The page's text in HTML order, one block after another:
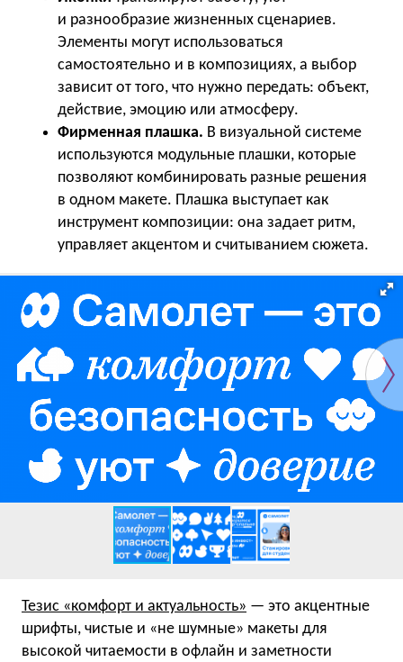
и разнообразие жизненных сценариев.
Элементы могут использоваться
самостоятельно и в композициях, а выбор
зависит от того, что нужно передать: объект,
действие, эмоцию или атмосферу.
Фирменная плашка. В визуальной системе
используются модульные плашки, которые
позволяют комбинировать разные решения
в одном макете. Плашка выступает как
инструмент композиции: она задает ритм,
управляет акцентом и считыванием сюжета.
Тезис «комфорт и актуальность» — это акцентные
шрифты, чистые и «не шумные» макеты для
высокой читаемости в офлайн и заметности